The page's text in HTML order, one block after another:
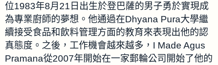
位1983年8月21日出生於登巴薩的男子勇於實現成
為專業廚師的夢想。他通過在Dhyana Pura大學繼
續接受食品和飲料管理方面的教育來表現出他的認
真態度。之後，工作機會越來越多，I Made Agus
Pramana從2007年開始在一家郵輪公司開始了他的